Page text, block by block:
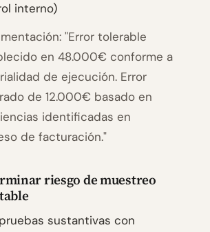
interno)
"Error tolerable
en 48.000€ conforme a
de ejecución. Error
de 12.000€ basado en
identificadas en
de facturación."
riesgo de muestreo
sustantivas con